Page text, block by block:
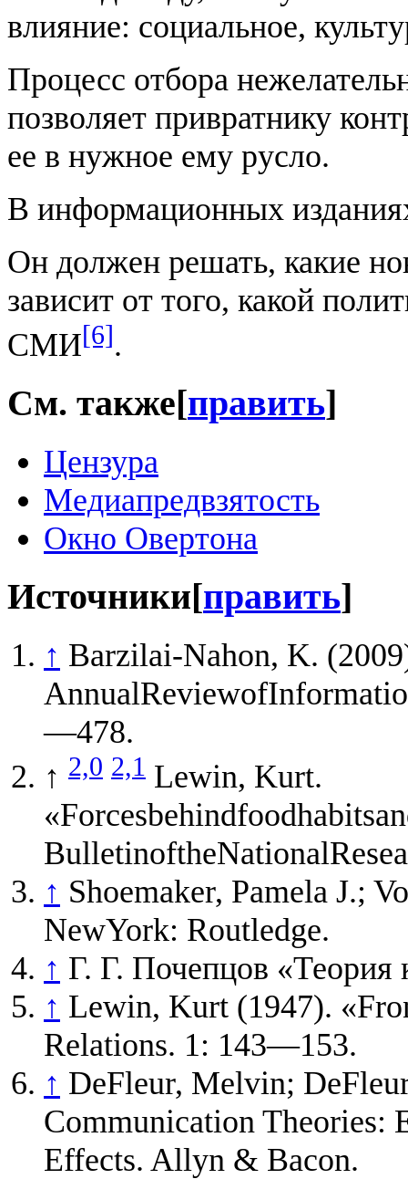
влияние: социальное,
Процесс отбора
позволяет привратнику
ее в нужное ему русло.
В информационных
Он должен решать, какие
зависит от того, какой
СМИ[6].
См. также[править]
Цензура
Медиапредвзятость
Окно Овертона
Источники[править]
↑ Barzilai-Nahon, K.
—478.
↑ 2,0 2,1 Lewin, Kurt.
↑ Shoemaker, Pamela J.;
NewYork: Routledge.
↑ Г. Г. Почепцов «Теория
↑ Lewin, Kurt (1947).
Relations. 1: 143—153.
↑ DeFleur, Melvin;
Communication Theories:
Effects. Allyn & Bacon.